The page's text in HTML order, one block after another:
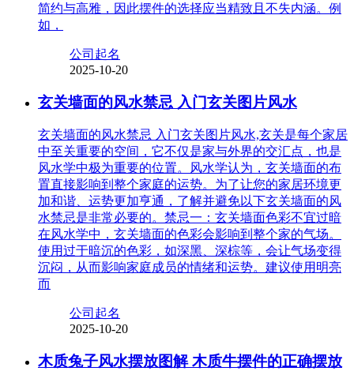
简约与高雅，因此摆件的选择应当精致且不失内涵。例
如，
公司起名
2025-10-20
玄关墙面的风水禁忌 入门玄关图片风水
玄关墙面的风水禁忌 入门玄关图片风水,玄关是每个家居
中至关重要的空间，它不仅是家与外界的交汇点，也是
风水学中极为重要的位置。风水学认为，玄关墙面的布
置直接影响到整个家庭的运势。为了让您的家居环境更
加和谐、运势更加亨通，了解并避免以下玄关墙面的风
水禁忌是非常必要的。禁忌一：玄关墙面色彩不宜过暗
在风水学中，玄关墙面的色彩会影响到整个家的气场。
使用过于暗沉的色彩，如深黑、深棕等，会让气场变得
沉闷，从而影响家庭成员的情绪和运势。建议使用明亮
而
公司起名
2025-10-20
木质兔子风水摆放图解 木质牛摆件的正确摆放